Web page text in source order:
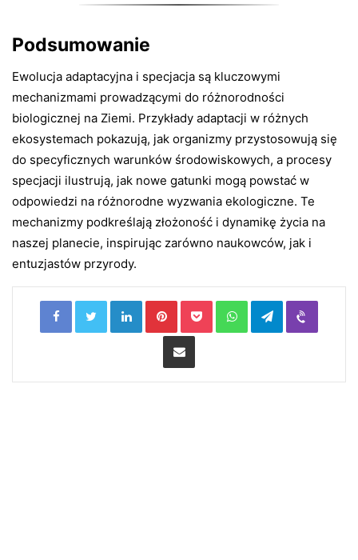
Podsumowanie
Ewolucja adaptacyjna i specjacja są kluczowymi
mechanizmami prowadzącymi do różnorodności
biologicznej na Ziemi. Przykłady adaptacji w różnych
ekosystemach pokazują, jak organizmy przystosowują się
do specyficznych warunków środowiskowych, a procesy
specjacji ilustrują, jak nowe gatunki mogą powstać w
odpowiedzi na różnorodne wyzwania ekologiczne. Te
mechanizmy podkreślają złożoność i dynamikę życia na
naszej planecie, inspirując zarówno naukowców, jak i
entuzjastów przyrody.
LinkedIn Pinterest Pocket WhatsApp Telegram
Share via Email